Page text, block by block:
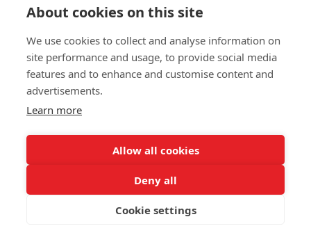
Om oss
In English
Standardavtal
Snabblänkar
Om webbplatsen
About cookies on this site
We use cookies to collect and analyse information on
site performance and usage, to provide social media
features and to enhance and customise content and
advertisements.
Learn more
Allow all cookies
Deny all
Cookie settings